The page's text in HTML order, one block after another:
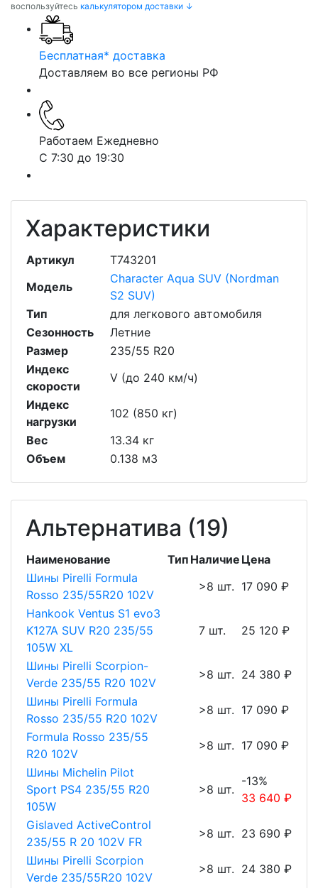
воспользуйтесь калькулятором доставки ↓
Бесплатная* доставка
Доставляем во все регионы РФ
Работаем Ежедневно
С 7:30 до 19:30
Характеристики
Артикул
T743201
Модель
Character Aqua SUV (Nordman
S2 SUV)
Тип
для легкового автомобиля
Сезонность
Летние
Размер
235/55 R20
Индекс
скорости
V (до 240 км/ч)
Индекс
нагрузки
102 (850 кг)
Вес
13.34 кг
Объем
0.138 м3
Альтернатива (19)
Наименование Тип Наличие Цена
Шины Pirelli Formula
Rosso 235/55R20 102V
>8 шт. 17 090 ₽
Hankook Ventus S1 evo3
K127A SUV R20 235/55
105W XL
7 шт. 25 120 ₽
Шины Pirelli Scorpion-
Verde 235/55 R20 102V
>8 шт. 24 380 ₽
Шины Pirelli Formula
Rosso 235/55 R20 102V
>8 шт. 17 090 ₽
Formula Rosso 235/55
R20 102V
>8 шт. 17 090 ₽
Шины Michelin Pilot
Sport PS4 235/55 R20
105W
>8 шт.
-13%
33 640 ₽
Gislaved ActiveControl
235/55 R 20 102V FR
>8 шт. 23 690 ₽
Шины Pirelli Scorpion
Verde 235/55R20 102V
>8 шт. 24 380 ₽